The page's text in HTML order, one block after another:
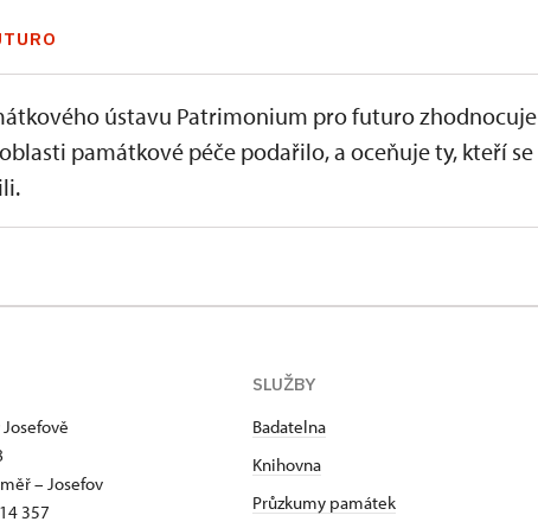
ústavu Patrimonium pro futuro zhodnocuje
památkové péče podařilo, a oceňuje ty, kteří se
Josefově
– Josefov
357
SLUŽBY
Badatelna
Knihovna
Průzkumy památek